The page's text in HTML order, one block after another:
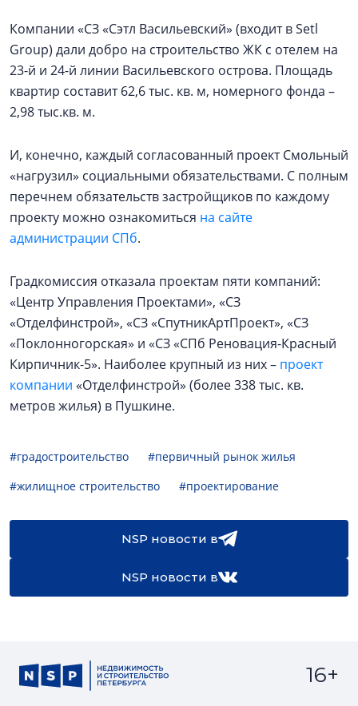
Компании «СЗ «Сэтл Васильевский» (входит в Setl
Group) дали добро на строительство ЖК с отелем на
23-й и 24-й линии Васильевского острова. Площадь
квартир составит 62,6 тыс. кв. м, номерного фонда –
2,98 тыс.кв. м.
И, конечно, каждый согласованный проект Смольный
«нагрузил» социальными обязательствами. С полным
перечнем обязательств застройщиков по каждому
проекту можно ознакомиться на сайте
администрации СПб.
Градкомиссия отказала проектам пяти компаний:
«Центр Управления Проектами», «СЗ
«Отделфинстрой», «СЗ «СпутникАртПроект», «СЗ
«Поклонногорская» и «СЗ «СПб Реновация-Красный
Кирпичник-5». Наиболее крупный из них – проект
компании «Отделфинстрой» (более 338 тыс. кв.
метров жилья) в Пушкине.
#градостроительство
#первичный рынок жилья
#жилищное строительство
#проектирование
NSP новости в
NSP новости в
16+